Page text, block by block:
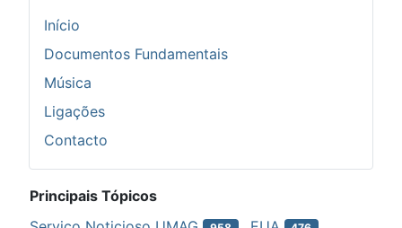
Início
Documentos Fundamentais
Música
Ligações
Contacto
Principais Tópicos